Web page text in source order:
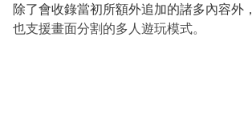
除了會收錄當初所額外追加的諸多內容外，
也支援畫面分割的多人遊玩模式。